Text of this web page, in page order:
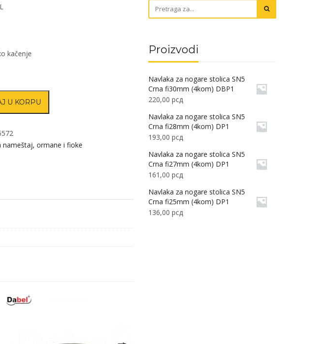
kačenje
U KORPU
nameštaj, ormane i fioke
Proizvodi
Navlaka za nogare stolica SN5
Crna fi30mm (4kom) DBP1
220,00 рсд
Navlaka za nogare stolica SN5
Crna fi28mm (4kom) DP1
193,00 рсд
Navlaka za nogare stolica SN5
Crna fi27mm (4kom) DP1
161,00 рсд
Navlaka za nogare stolica SN5
Crna fi25mm (4kom) DP1
136,00 рсд